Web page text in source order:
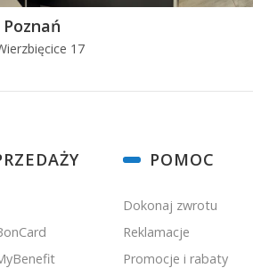
Poznań
17
POMOC
Dokonaj zwrotu
Reklamacje
Promocje i rabaty